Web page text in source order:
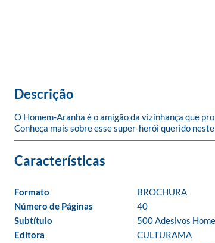
Descrição
O Homem-Aranha é o amigão da vizinhança que
Conheça mais sobre esse super-herói querido
Formato
BROCHURA
Número de Páginas
40
Subtítulo
500 Adesivos
Editora
CULTURAMA